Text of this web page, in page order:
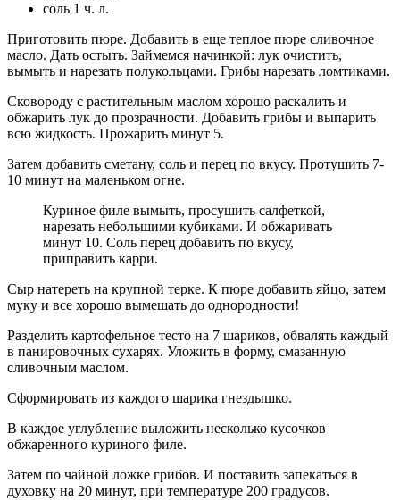
соль 1 ч. л.
Приготовить пюре. Добавить в еще теплое пюре сливочное
масло. Дать остыть. Займемся начинкой: лук очистить,
вымыть и нарезать полукольцами. Грибы нарезать ломтиками.
Сковороду с растительным маслом хорошо раскалить и
обжарить лук до прозрачности. Добавить грибы и выпарить
всю жидкость. Прожарить минут 5.
Затем добавить сметану, соль и перец по вкусу. Протушить 7-
10 минут на маленьком огне.
Куриное филе вымыть, просушить салфеткой,
нарезать небольшими кубиками. И обжаривать
минут 10. Соль перец добавить по вкусу,
приправить карри.
Сыр натереть на крупной терке. К пюре добавить яйцо, затем
муку и все хорошо вымешать до однородности!
Разделить картофельное тесто на 7 шариков, обвалять каждый
в панировочных сухарях. Уложить в форму, смазанную
сливочным маслом.
Сформировать из каждого шарика гнездышко.
В каждое углубление выложить несколько кусочков
обжаренного куриного филе.
Затем по чайной ложке грибов. И поставить запекаться в
духовку на 20 минут, при температуре 200 градусов.